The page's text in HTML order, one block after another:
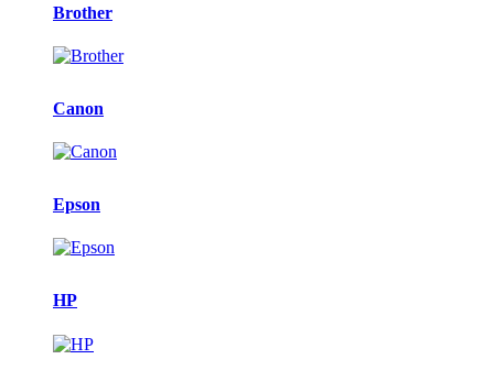
Карусель
брендов
Brother
Canon
Epson
HP